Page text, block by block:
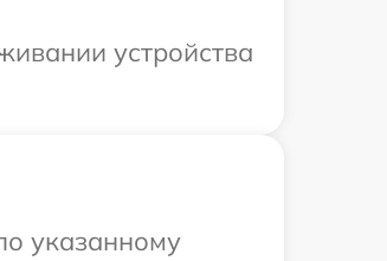
устройства
указанному